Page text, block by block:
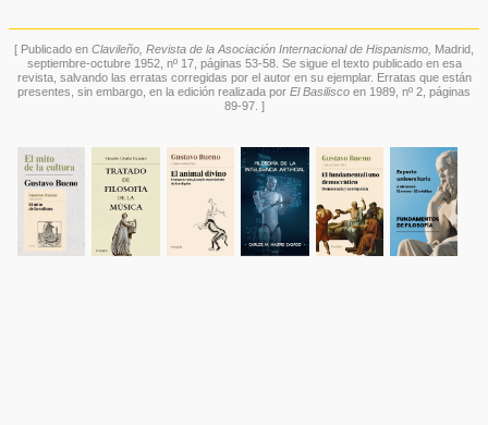
[ Publicado en Clavileño, Revista de la Asociación Internacional de Hispanismo, Madrid,
septiembre-octubre 1952, nº 17, páginas 53-58. Se sigue el texto publicado en esa
revista, salvando las erratas corregidas por el autor en su ejemplar. Erratas que están
presentes, sin embargo, en la edición realizada por El Basilisco en 1989, nº 2, páginas
89-97. ]